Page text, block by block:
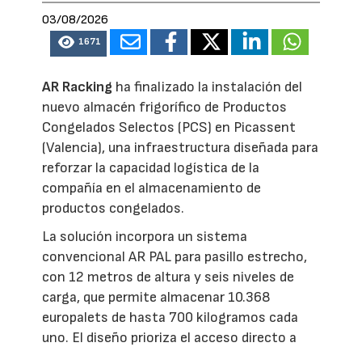
03/08/2026
1671
AR Racking ha finalizado la instalación del
nuevo almacén frigorífico de Productos
Congelados Selectos (PCS) en Picassent
(Valencia), una infraestructura diseñada para
reforzar la capacidad logística de la
compañía en el almacenamiento de
productos congelados.
La solución incorpora un sistema
convencional AR PAL para pasillo estrecho,
con 12 metros de altura y seis niveles de
carga, que permite almacenar 10.368
europalets de hasta 700 kilogramos cada
uno. El diseño prioriza el acceso directo a